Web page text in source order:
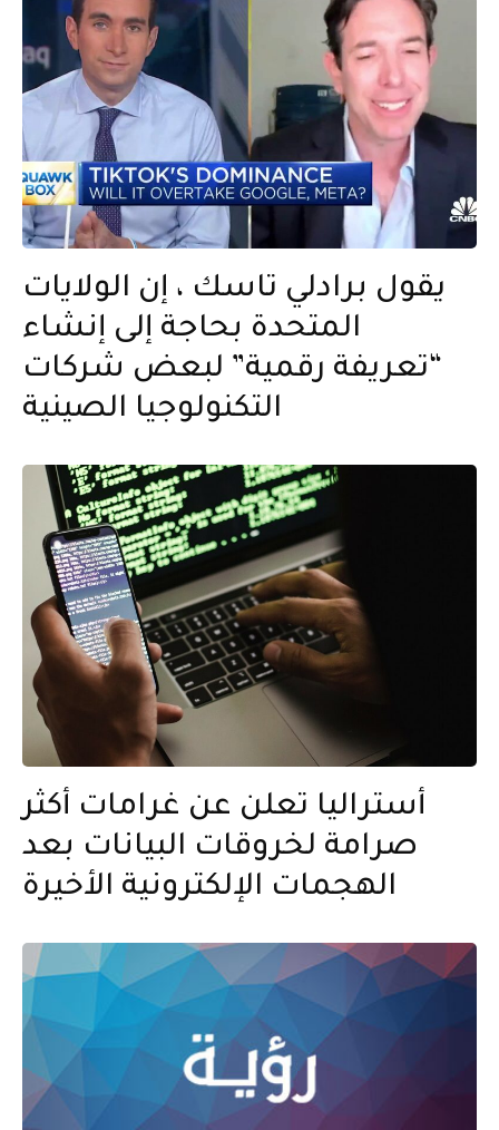
يقول برادلي تاسك ، إن الولايات
المتحدة بحاجة إلى إنشاء
“تعريفة رقمية” لبعض شركات
التكنولوجيا الصينية
أستراليا تعلن عن غرامات أكثر
صرامة لخروقات البيانات بعد
الهجمات الإلكترونية الأخيرة